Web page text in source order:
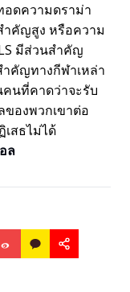
อดความดราม่า
ำคัญสูง หรือความ
มีส่วนสำคัญ
ำคัญทางกีฬาเหล่า
นที่คาดว่าจะรับ
องพวกเขาต่อ
เสธไม่ได้
ล